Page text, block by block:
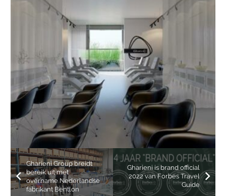
Gharieni Group breidt
bereik uit met
overname Nederlandse
fabrikant Bentlon
Gharieni is brand official
2022 van Forbes Travel
Guide